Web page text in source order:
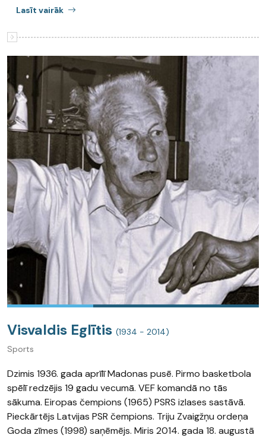
Lasīt vairāk
Visvaldis Eglītis (1934 - 2014)
Sports
Dzimis 1936. gada aprīlī Madonas pusē. Pirmo basketbola
spēlī redzējis 19 gadu vecumā. VEF komandā no tās
sākuma. Eiropas čempions (1965) PSRS izlases sastāvā.
Pieckārtējs Latvijas PSR čempions. Triju Zvaigžņu ordeņa
Goda zīmes (1998) saņēmējs. Miris 2014. gada 18. augustā